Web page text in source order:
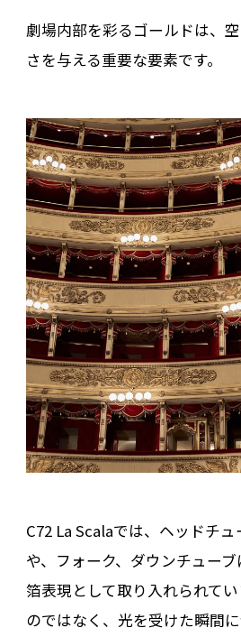
劇場内部を彩るゴールドは、
さを与える重要な要素です。
C72 La Scalaでは、ヘッドチ
や、フォーク、ダウンチュー
箔表現として取り入れられて
のではなく、光を受けた瞬間